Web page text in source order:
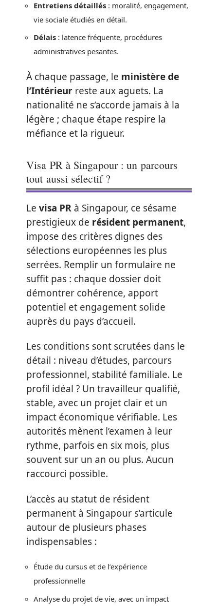
Entretiens détaillés : moralité, engagement,
vie sociale étudiés en détail.
Délais : latence fréquente, procédures
administratives pesantes.
À chaque passage, le ministère de
l’Intérieur reste aux aguets. La
nationalité ne s’accorde jamais à la
légère ; chaque étape respire la
méfiance et la rigueur.
Visa PR à Singapour : un parcours
tout aussi sélectif ?
Le visa PR à Singapour, ce sésame
prestigieux de résident permanent,
impose des critères dignes des
sélections européennes les plus
serrées. Remplir un formulaire ne
suffit pas : chaque dossier doit
démontrer cohérence, apport
potentiel et engagement solide
auprès du pays d’accueil.
Les conditions sont scrutées dans le
détail : niveau d’études, parcours
professionnel, stabilité familiale. Le
profil idéal ? Un travailleur qualifié,
stable, avec un projet clair et un
impact économique vérifiable. Les
autorités mènent l’examen à leur
rythme, parfois en six mois, plus
souvent sur un an ou plus. Aucun
raccourci possible.
L’accès au statut de résident
permanent à Singapour s’articule
autour de plusieurs phases
indispensables :
Étude du cursus et de l’expérience
professionnelle
Analyse du projet de vie, avec un impact